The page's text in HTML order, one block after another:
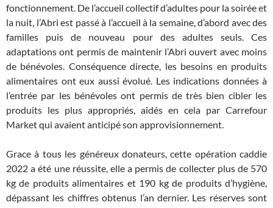
fonctionnement. De l’accueil collectif d’adultes pour la soirée et
la nuit, l’Abri est passé à l’accueil à la semaine, d’abord avec des
familles puis de nouveau pour des adultes seuls. Ces
adaptations ont permis de maintenir l’Abri ouvert avec moins
de bénévoles. Conséquence directe, les besoins en produits
alimentaires ont eux aussi évolué. Les indications données à
l’entrée par les bénévoles ont permis de très bien cibler les
produits les plus appropriés, aidés en cela par Carrefour
Market qui avaient anticipé son approvisionnement.
Grace à tous les généreux donateurs, cette opération caddie
2022 a été une réussite, elle a permis de collecter plus de 570
kg de produits alimentaires et 190 kg de produits d’hygiène,
dépassant les chiffres obtenus l’an dernier. Les réserves sont